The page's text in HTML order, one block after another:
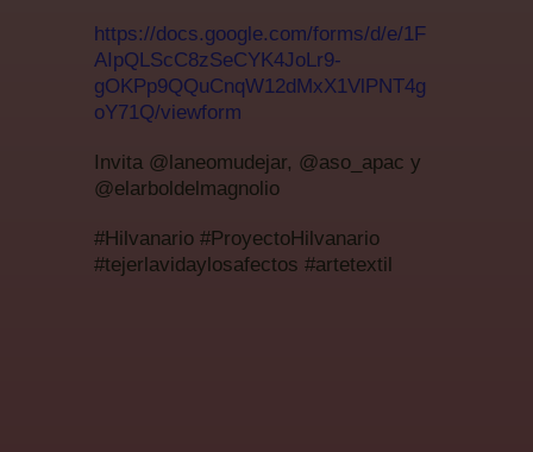
https://docs.google.com/forms/d/e/1F
AIpQLScC8zSeCYK4JoLr9-
gOKPp9QQuCnqW12dMxX1VlPNT4g
oY71Q/viewform
Invita @laneomudejar, @aso_apac y
@elarboldelmagnolio
#Hilvanario #ProyectoHilvanario
#tejerlavidaylosafectos #artetextil